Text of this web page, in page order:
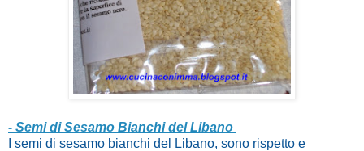
- Semi di Sesamo Bianchi del Libano
I semi di sesamo bianchi del Libano, sono rispetto e